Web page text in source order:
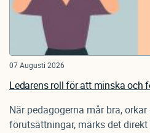
07 Augusti 2026
Ledarens roll för att minska och
När pedagogerna mår bra,
förutsättningar, märks det